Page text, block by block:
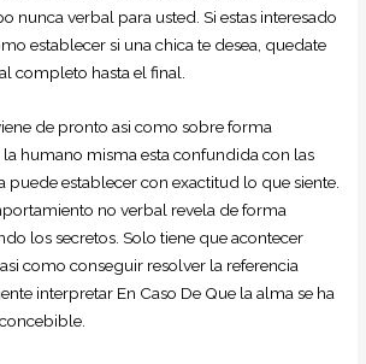
nunca verbal para usted. Si estas interesado
establecer si una chica te desea, quedate
completo hasta el final.
de pronto asi­ como sobre forma
la humano misma esta confundida con las
puede establecer con exactitud lo que siente.
no verbal revela de forma
los secretos. Solo tiene que acontecer
como conseguir resolver la referencia
interpretar En Caso De Que la alma se ha